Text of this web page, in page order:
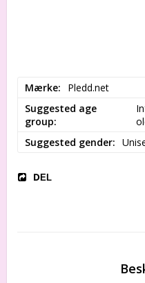
Mærke
Pledd.net
Suggested age
group
Suggested gender
DEL